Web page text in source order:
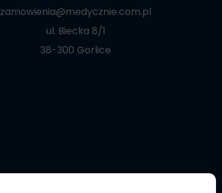
zamowienia@medycznie.com.pl
ul. Biecka 8/1
38-300 Gorlice